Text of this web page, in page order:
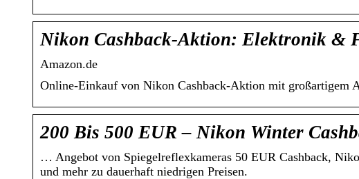
Nikon Cashback-Aktion: Elektronik &
Amazon.de
Online-Einkauf von Nikon Cashback-Aktion mit großartigem
200 Bis 500 EUR – Nikon Winter
… Angebot von Spiegelreflexkameras 50 EUR Cashback,
und mehr zu dauerhaft niedrigen Preisen.